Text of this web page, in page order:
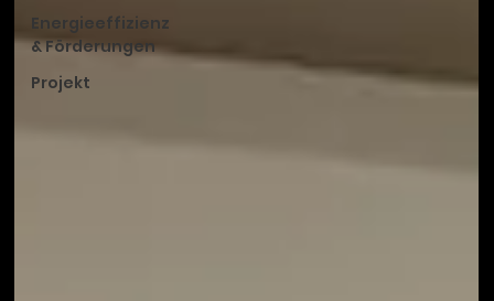
Energieeffizienz
& Förderungen
Projekt